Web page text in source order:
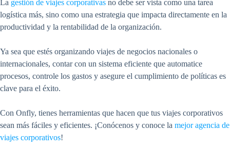
La gestión de viajes corporativas no debe ser vista como una tarea
logística más, sino como una estrategia que impacta directamente en la
productividad y la rentabilidad de la organización.
Ya sea que estés organizando viajes de negocios nacionales o
internacionales, contar con un sistema eficiente que automatice
procesos, controle los gastos y asegure el cumplimiento de políticas es
clave para el éxito.
Con Onfly, tienes herramientas que hacen que tus viajes corporativos
sean más fáciles y eficientes. ¡Conócenos y conoce la mejor agencia de
viajes corporativos!